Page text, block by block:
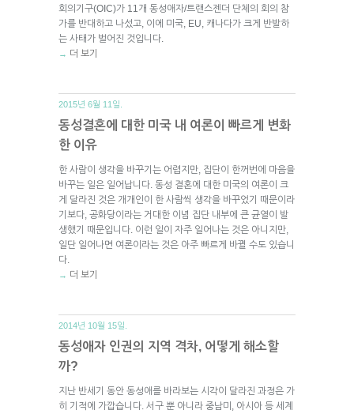
회의기구(OIC)가 11개 동성애자/트랜스젠더 단체의 회의 참
가를 반대하고 나섰고, 이에 미국, EU, 캐나다가 크게 반발하
는 사태가 벌어진 것입니다.
→ 더 보기
2015년 6월 11일.
동성결혼에 대한 미국 내 여론이 빠르게 변화
한 이유
한 사람이 생각을 바꾸기는 어렵지만, 집단이 한꺼번에 마음을
바꾸는 일은 일어납니다. 동성 결혼에 대한 미국의 여론이 크
게 달라진 것은 개개인이 한 사람씩 생각을 바꾸었기 때문이라
기보다, 공화당이라는 거대한 이념 집단 내부에 큰 균열이 발
생했기 때문입니다. 이런 일이 자주 일어나는 것은 아니지만,
일단 일어나면 여론이라는 것은 아주 빠르게 바뀔 수도 있습니
다.
→ 더 보기
2014년 10월 15일.
동성애자 인권의 지역 격차, 어떻게 해소할
까?
지난 반세기 동안 동성애를 바라보는 시각이 달라진 과정은 가
히 기적에 가깝습니다. 서구 뿐 아니라 중남미, 아시아 등 세계